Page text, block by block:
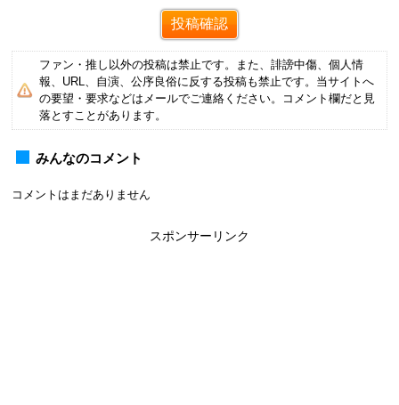
ファン・推し以外の投稿は禁止です。また、誹謗中傷、個人情
報、URL、自演、公序良俗に反する投稿も禁止です。当サイトへ
の要望・要求などはメールでご連絡ください。コメント欄だと見
落とすことがあります。
みんなのコメント
コメントはまだありません
スポンサーリンク